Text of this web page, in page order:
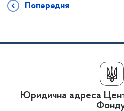
Попередня
Юридична адреса